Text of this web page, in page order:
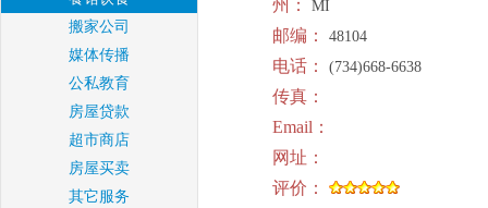
搬家公司
媒体传播
公私教育
房屋贷款
超市商店
房屋买卖
其它服务
州： MI
邮编： 48104
电话： (734)668-6638
传真：
Email：
网址：
评价：